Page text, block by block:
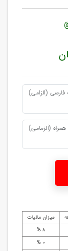
فارسی (الزامی)
(الزمامی)
میزان مالیات
8 %
0 %